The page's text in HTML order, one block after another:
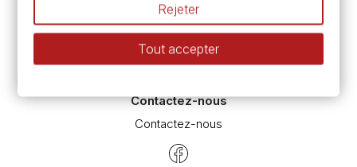
L’aquarelle en tubes ou en godets ?
Le vocabulaire technique de l’aquarelle
Différence entre peinture Fine et Extra-fine
Préparer une toile pour peinture à l'huile et acrylique
Contactez-nous
Contactez-nous
Rejeter
Tout accepter